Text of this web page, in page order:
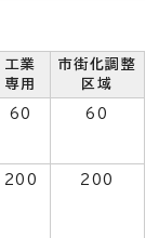
工業
専用
市街化調整
区域
60 60
200 200